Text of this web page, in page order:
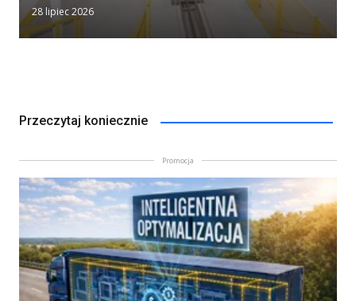
28 lipiec 2026
Przeczytaj koniecznie
Promocja